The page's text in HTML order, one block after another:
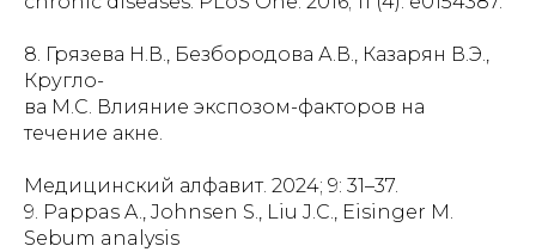
8. Грязева Н.В., Безбородова А.В., Казарян В.Э.,
Кругло-
ва М.С. Влияние экспозом-факторов на
течение акне.
Медицинский алфавит. 2024; 9: 31–37.
9. Pappas A., Johnsen S., Liu J.C., Eisinger M.
Sebum analysis